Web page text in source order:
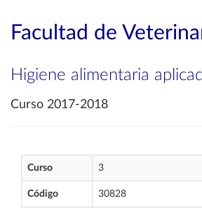
Facultad de
Higiene alimentaria
Curso 2017-2018
Curso 3
Código 30828